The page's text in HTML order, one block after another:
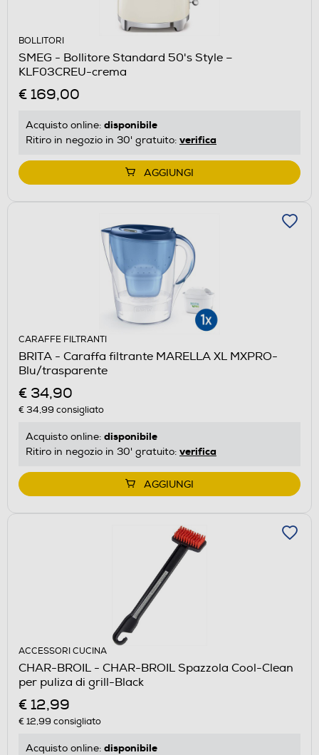
BOLLITORI
SMEG - Bollitore Standard 50's Style –
KLF03CREU-crema
€ 169,00
Acquisto online: disponibile
Ritiro in negozio in 30' gratuito: verifica
AGGIUNGI
CARAFFE FILTRANTI
BRITA - Caraffa filtrante MARELLA XL MXPRO-
Blu/trasparente
€ 34,90
€ 34,99 consigliato
Acquisto online: disponibile
Ritiro in negozio in 30' gratuito: verifica
AGGIUNGI
ACCESSORI CUCINA
CHAR-BROIL - CHAR-BROIL Spazzola Cool-Clean
per puliza di grill-Black
€ 12,99
€ 12,99 consigliato
Acquisto online: disponibile